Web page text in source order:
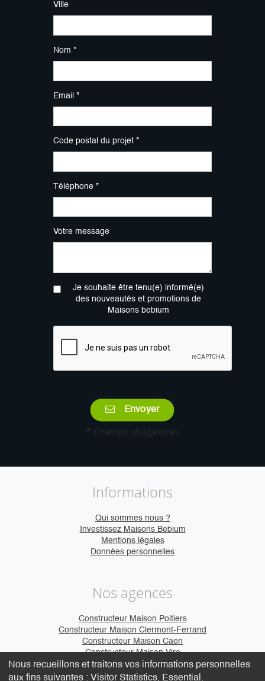
Ville
Nom *
Email *
Code postal du projet *
Téléphone *
Votre message
Je souhaite être tenu(e) informé(e)
des nouveautés et promotions de
Maisons bebium
Envoyer
* Champs obligatoires
Informations
Qui sommes nous ?
Investissez Maisons Bebium
Mentions légales
Données personnelles
Nos agences
Constructeur Maison Poitiers
Constructeur Maison Clermont-Ferrand
Constructeur Maison Caen
Constructeur Maison Vire
Nous recueillons et traitons vos informations personnelles
aux fins suivantes : Visitor Statistics, Essential .